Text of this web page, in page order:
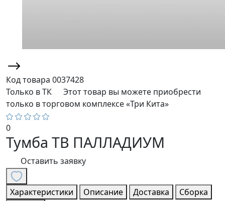
Код товара 0037428
Только в ТК
Этот товар вы можете приобрести
только в торговом комплексе «Три Кита»
0
Тумба ТВ ПАЛЛАДИУМ
Оставить заявку
Характеристики Описание Доставка
Сборка